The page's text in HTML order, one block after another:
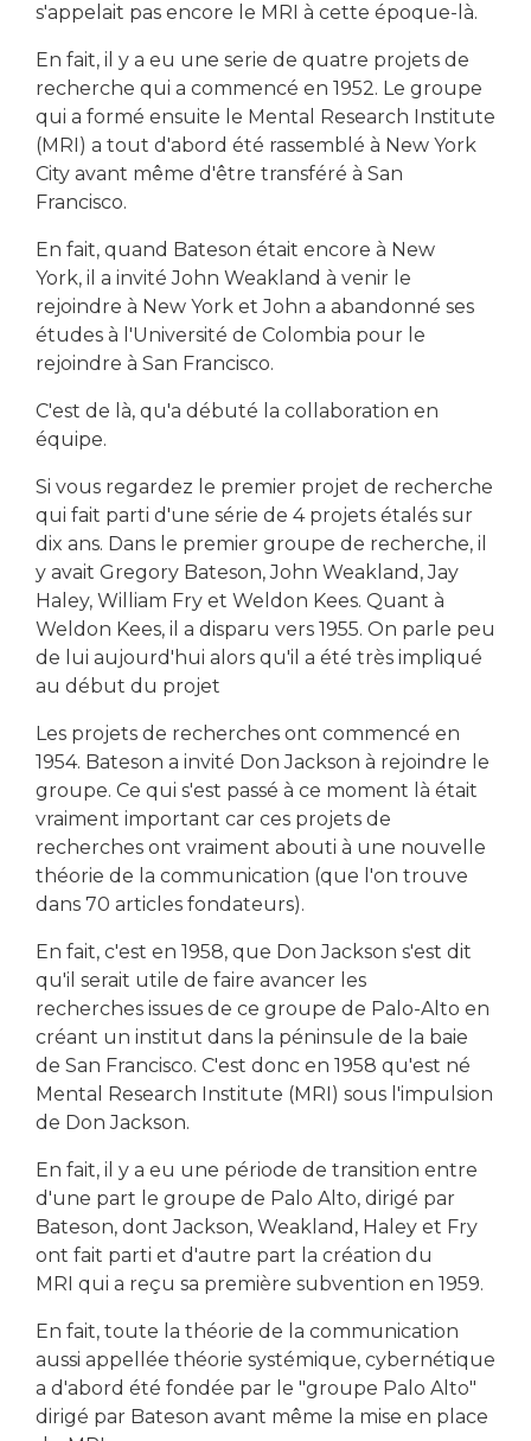
s'appelait pas encore le MRI à cette époque-là.
En fait, il y a eu une serie de quatre projets de
recherche qui a commencé en 1952. Le groupe
qui a formé ensuite le Mental Research Institute
(MRI) a tout d'abord été rassemblé à New York
City avant même d'être transféré à San
Francisco.
En fait, quand Bateson était encore à New
York, il a invité John Weakland à venir le
rejoindre à New York et John a abandonné ses
études à l'Université de Colombia pour le
rejoindre à San Francisco.
C'est de là, qu'a débuté la collaboration en
équipe.
Si vous regardez le premier projet de recherche
qui fait parti d'une série de 4 projets étalés sur
dix ans. Dans le premier groupe de recherche, il
y avait Gregory Bateson, John Weakland, Jay
Haley, William Fry et Weldon Kees. Quant à
Weldon Kees, il a disparu vers 1955. On parle peu
de lui aujourd'hui alors qu'il a été très impliqué
au début du projet
Les projets de recherches ont commencé en
1954. Bateson a invité Don Jackson à rejoindre le
groupe. Ce qui s'est passé à ce moment là était
vraiment important car ces projets de
recherches ont vraiment abouti à une nouvelle
théorie de la communication (que l'on trouve
dans 70 articles fondateurs).
En fait, c'est en 1958, que Don Jackson s'est dit
qu'il serait utile de faire avancer les
recherches issues de ce groupe de Palo-Alto en
créant un institut dans la péninsule de la baie
de San Francisco. C'est donc en 1958 qu'est né
Mental Research Institute (MRI) sous l'impulsion
de Don Jackson.
En fait, il y a eu une période de transition entre
d'une part le groupe de Palo Alto, dirigé par
Bateson, dont Jackson, Weakland, Haley et Fry
ont fait parti et d'autre part la création du
MRI qui a reçu sa première subvention en 1959.
En fait, toute la théorie de la communication
aussi appellée théorie systémique, cybernétique
a d'abord été fondée par le "groupe Palo Alto"
dirigé par Bateson avant même la mise en place